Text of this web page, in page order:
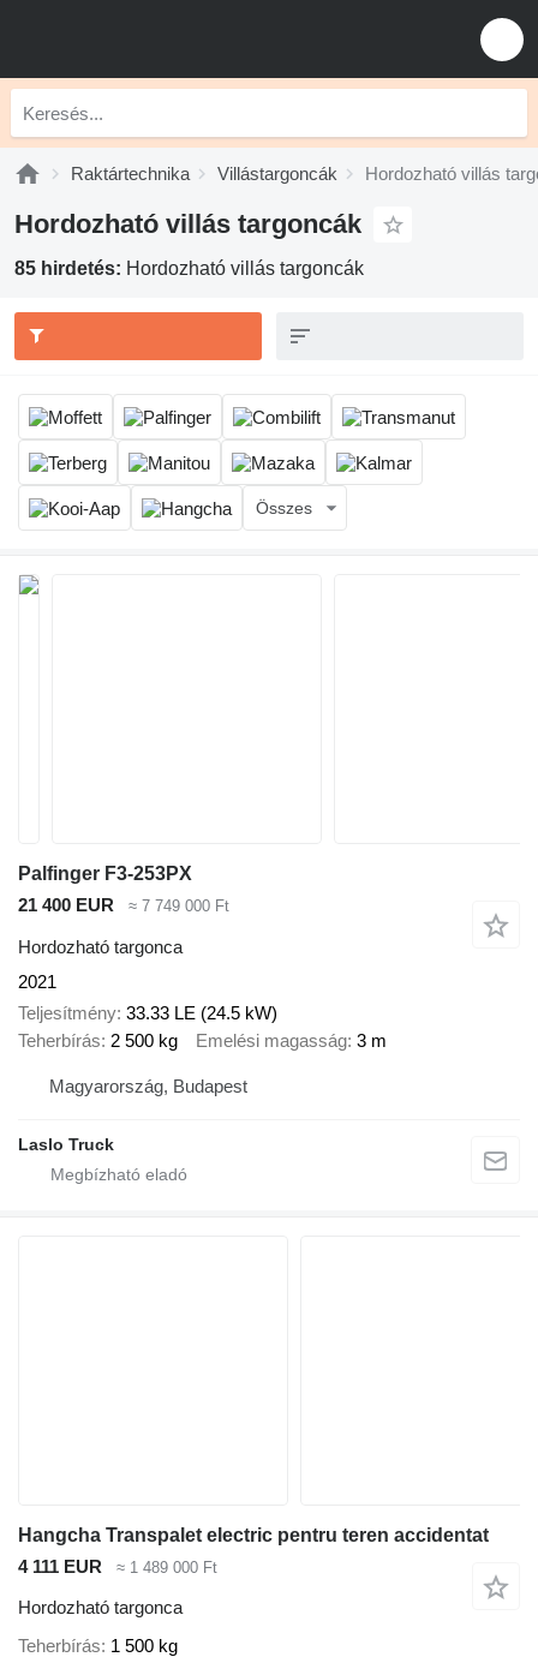
Raktártechnika Villástargoncák Hordozható villás
Hordozható villás targoncák
85 hirdetés: Hordozható villás targoncák
Összes
Palfinger F3-253PX
21 400 EUR
≈ 7 749 000 Ft
Hordozható targonca
2021
Teljesítmény 33.33 LE (24.5 kW)
Teherbírás 2 500 kg Emelési magasság 3 m
Magyarország, Budapest
Laslo Truck
Hangcha Transpalet electric pentru teren accidentat
4 111 EUR
≈ 1 489 000 Ft
Hordozható targonca
Teherbírás 1 500 kg